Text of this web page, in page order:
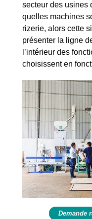
secteur des usines
quelles machines
rizerie, alors cette
présenter la ligne
l’intérieur des
choisissent en
Demande